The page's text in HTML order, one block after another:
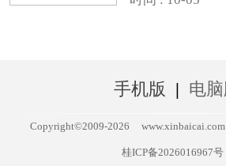
手机版 | 电脑
Copyright©2009-2026 www.xinbaicai.com
桂ICP备2026016967号